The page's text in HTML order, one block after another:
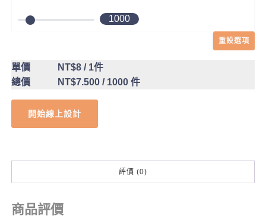
1000
重設選項
單價 NT$8/ 1件
總價
NT$7.500/ 1000 件
開始線上設計
評價 (0)
商品評價